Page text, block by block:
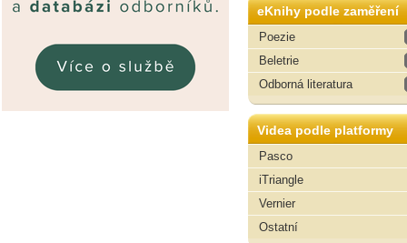
eKnihy podle zaměření
Poezie
Beletrie
Odborná literatura
Videa podle platformy
Pasco
iTriangle
Vernier
Ostatní